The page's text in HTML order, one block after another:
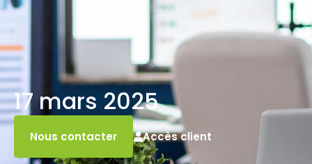
17 mars 2025
Nous contacter Accès client